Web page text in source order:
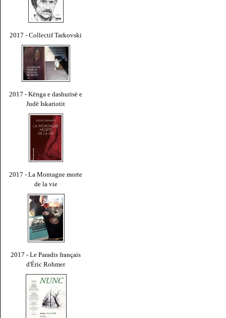
2017 - Collectif Tarkovski
2017 - Kënga e dashurisë e
Judë Iskariotit
2017 - La Montagne morte
de la vie
2017 - Le Paradis français
d'Éric Rohmer